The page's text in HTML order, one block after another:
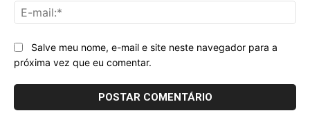
Salve meu nome, e-mail e site neste navegador para a
próxima vez que eu comentar.